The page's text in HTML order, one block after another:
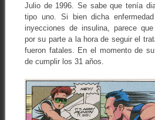
Julio de 1996. Se sabe que tenía
tipo uno. Si bien dicha
inyecciones de insulina, parece
por su parte a la hora de seguir el
fueron fatales. En el momento de
de cumplir los 31 años.